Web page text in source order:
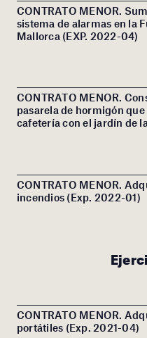
CONTRATO MENOR.
sistema de alarmas en la
Mallorca (EXP. 2022-04)
CONTRATO MENOR.
pasarela de hormigón
cafetería con el jardín de
CONTRATO MENOR.
incendios (Exp. 2022-01)
CONTRATO MENOR.
portátiles (Exp. 2021-04)